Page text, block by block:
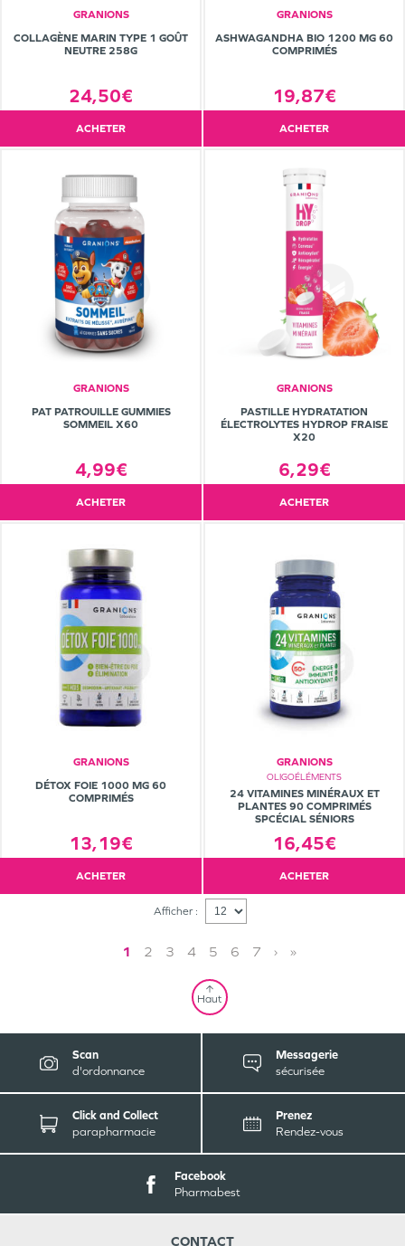
GRANIONS
COLLAGÈNE MARIN TYPE 1 GOÛT
NEUTRE 258G
24,50€
ACHETER
GRANIONS
ASHWAGANDHA BIO 1200 MG 60
COMPRIMÉS
19,87€
ACHETER
GRANIONS
PAT PATROUILLE GUMMIES
SOMMEIL X60
4,99€
ACHETER
GRANIONS
PASTILLE HYDRATATION
ÉLECTROLYTES HYDROP FRAISE
X20
6,29€
ACHETER
GRANIONS
DÉTOX FOIE 1000 MG 60
COMPRIMÉS
13,19€
ACHETER
GRANIONS
OLIGOÉLÉMENTS
24 VITAMINES MINÉRAUX ET
PLANTES 90 COMPRIMÉS
SPCÉCIAL SÉNIORS
16,45€
ACHETER
Afficher :
1 2 3 4 5 6 7 › »
Haut
Scan
d'ordonnance
Messagerie
sécurisée
Click and Collect
parapharmacie
Prenez
Rendez-vous
Facebook
Pharmabest
CONTACT